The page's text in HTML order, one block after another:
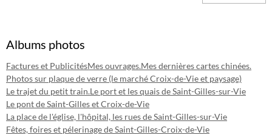
Albums photos
Factures et PublicitésMes ouvrages.Mes dernières cartes chinées.
Photos sur plaque de verre (le marché Croix-de-Vie et paysage)
Le trajet du petit train.Le port et les quais de Saint-Gilles-sur-Vie
Le pont de Saint-Gilles et Croix-de-Vie
La place de l'église, l'hôpital, les rues de Saint-Gilles-sur-Vie
Fêtes, foires et pélerinage de Saint-Gilles-Croix-de-Vie